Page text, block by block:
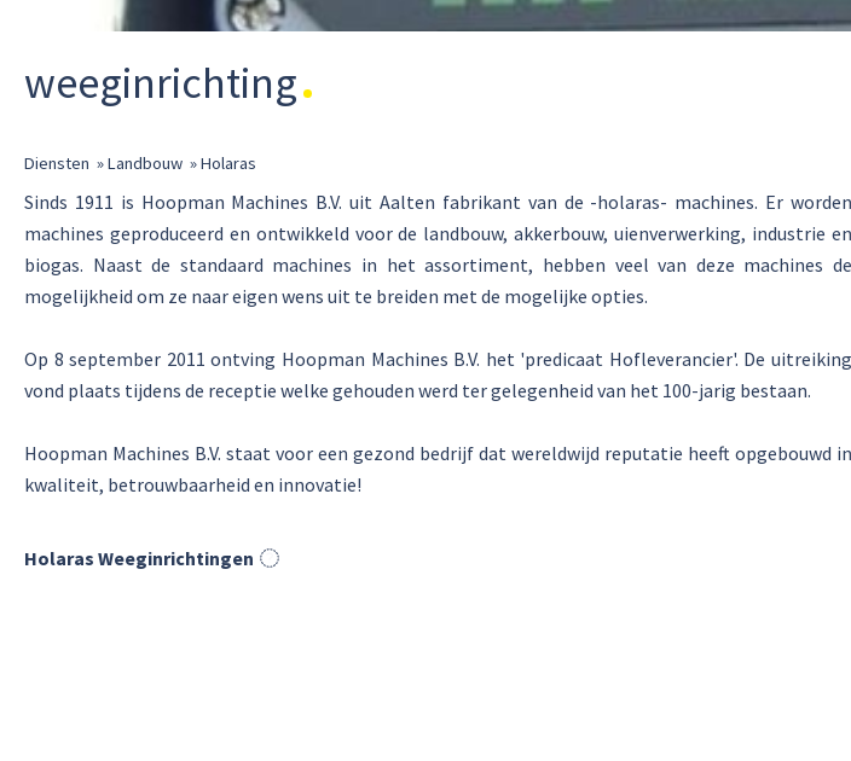
weeginrichting
Diensten »Landbouw »Holaras
Sinds 1911 is Hoopman Machines B.V. uit Aalten fabrikant van de -holaras- machines. Er worden
machines geproduceerd en ontwikkeld voor de landbouw, akkerbouw, uienverwerking, industrie en
biogas. Naast de standaard machines in het assortiment, hebben veel van deze machines de
mogelijkheid om ze naar eigen wens uit te breiden met de mogelijke opties.
Op 8 september 2011 ontving Hoopman Machines B.V. het 'predicaat Hofleverancier'. De uitreiking
vond plaats tijdens de receptie welke gehouden werd ter gelegenheid van het 100-jarig bestaan.
Hoopman Machines B.V. staat voor een gezond bedrijf dat wereldwijd reputatie heeft opgebouwd in
kwaliteit, betrouwbaarheid en innovatie!
Holaras Weeginrichtingen